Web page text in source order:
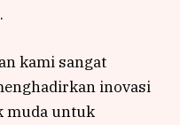
kami sangat
inovasi
muda untuk